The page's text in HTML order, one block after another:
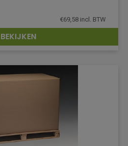
DETAILS
€69,58 incl. BTW
BEKIJKEN